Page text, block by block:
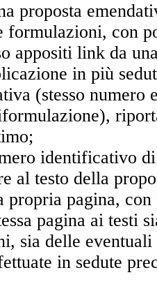
proposta
formulazioni, con
appositi link da
in più
(stesso numero
identificativo
al testo della
propria pagina,
pagina ai testi
sia delle eventuali
in sedute